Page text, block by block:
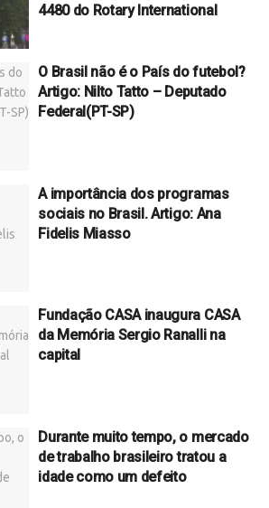
4480 do Rotary International
O Brasil não é o País do futebol?
Artigo: Nilto Tatto – Deputado
Federal(PT-SP)
A importância dos programas
sociais no Brasil. Artigo: Ana
Fidelis Miasso
Fundação CASA inaugura CASA
da Memória Sergio Ranalli na
capital
Durante muito tempo, o mercado
de trabalho brasileiro tratou a
idade como um defeito